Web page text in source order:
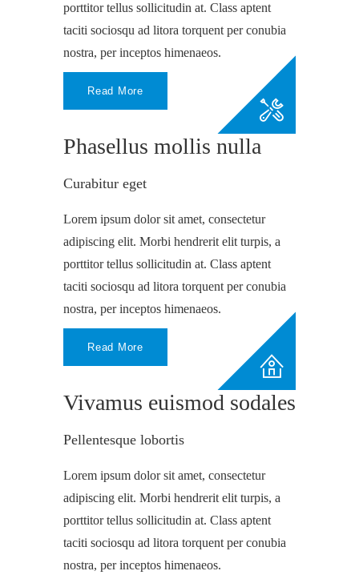
porttitor tellus sollicitudin at. Class aptent
taciti sociosqu ad litora torquent per conubia
nostra, per inceptos himenaeos.
Read More
Phasellus mollis nulla
Curabitur eget
Lorem ipsum dolor sit amet, consectetur
adipiscing elit. Morbi hendrerit elit turpis, a
porttitor tellus sollicitudin at. Class aptent
taciti sociosqu ad litora torquent per conubia
nostra, per inceptos himenaeos.
Read More
Vivamus euismod sodales
Pellentesque lobortis
Lorem ipsum dolor sit amet, consectetur
adipiscing elit. Morbi hendrerit elit turpis, a
porttitor tellus sollicitudin at. Class aptent
taciti sociosqu ad litora torquent per conubia
nostra, per inceptos himenaeos.